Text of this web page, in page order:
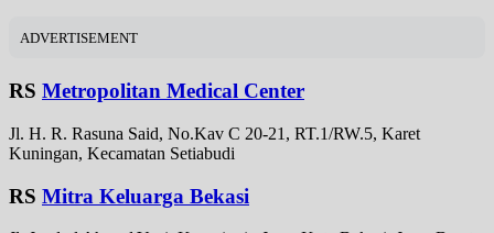
ADVERTISEMENT
RS Metropolitan Medical Center
Jl. H. R. Rasuna Said, No.Kav C 20-21, RT.1/RW.5, Karet
Kuningan, Kecamatan Setiabudi
RS Mitra Keluarga Bekasi